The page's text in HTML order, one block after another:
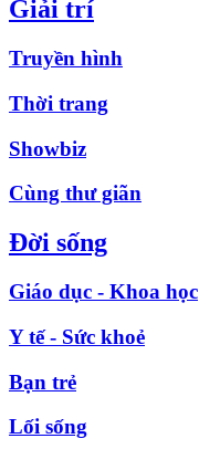
Giải trí
Truyền hình
Thời trang
Showbiz
Cùng thư giãn
Đời sống
Giáo dục - Khoa học
Y tế - Sức khoẻ
Bạn trẻ
Lối sống